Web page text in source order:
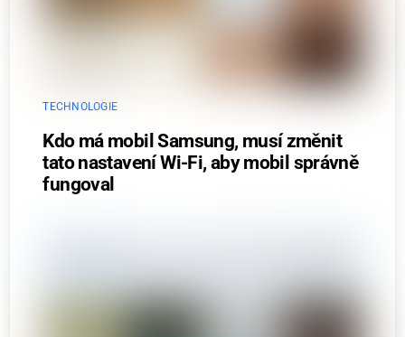
TECHNOLOGIE
Kdo má mobil Samsung, musí změnit
tato nastavení Wi-Fi, aby mobil správně
fungoval